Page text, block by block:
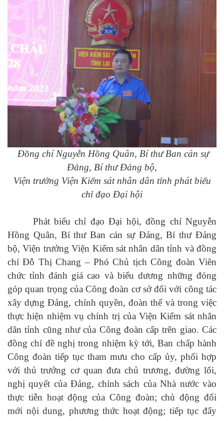
Đồng chí Nguyễn Hồng Quân, Bí thư Ban cán sự
Đảng, Bí thư Đảng bộ,
Viện trưởng Viện Kiểm sát nhân dân tỉnh phát biểu
chỉ đạo Đại hội
Phát biểu chỉ đạo Đại hội, đồng chí Nguyễn
Hồng Quân, Bí thư Ban cán sự Đảng, Bí thư Đảng
bộ, Viện trưởng Viện Kiểmsátnhân dân tỉnh và đồng
chí Đỗ Thị Chang – Phó Chủ tịch Công đoàn Viên
chức tỉnh đánh giá cao và biểu dương những đóng
góp quan trọng của Công đoàn cơ sởđối với công tác
xây dựng Đảng, chính quyền, đoàn thể và trong việc
thực hiện nhiệm vụ chính trị củaViệnKiểm sátnhân
dân tỉnh cũng như của Công đoàn cấp trên giao. Các
đồng chí đề nghị trong nhiệm kỳ tới, Ban chấp hành
Công đoàn tiếp tục tham mưu cho cấp ủy, phối hợp
với thủ trưởng cơ quanđưa chủ trương, đường lối,
nghị quyết của Đảng, chính sách của Nhà nước vào
thực tiễn hoạt động của Công đoàn; chủ động đổi
mới nội dung, phương thức hoạt động; tiếp tục đẩy